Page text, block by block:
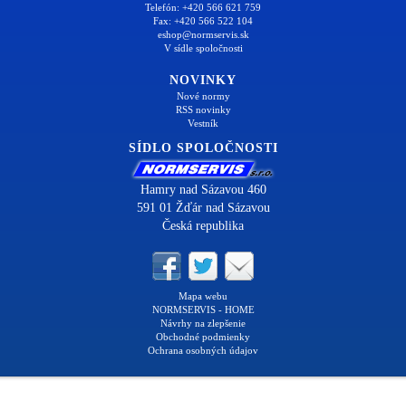
Telefón: +420 566 621 759
Fax: +420 566 522 104
eshop@normservis.sk
V sídle spoločnosti
NOVINKY
Nové normy
RSS novinky
Vestník
SÍDLO SPOLOČNOSTI
Hamry nad Sázavou 460
591 01 Žďár nad Sázavou
Česká republika
Mapa webu
NORMSERVIS - HOME
Návrhy na zlepšenie
Obchodné podmienky
Ochrana osobných údajov